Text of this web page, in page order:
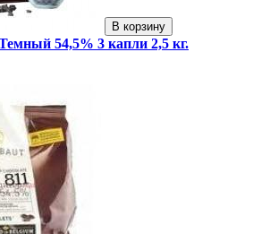
В корзину
54,5% 3 капли 2,5 кг.